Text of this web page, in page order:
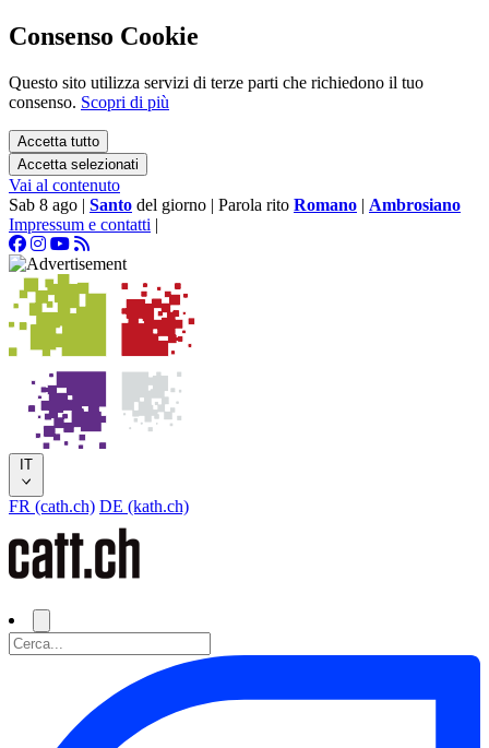
Consenso Cookie
Questo sito utilizza servizi di terze parti che richiedono il tuo
consenso. Scopri di più
Accetta tutto
Accetta selezionati
Vai al contenuto
Sab 8 ago | Santo del giorno | Parola rito Romano | Ambrosiano
Impressum e contatti |
IT
FR (cath.ch) DE (kath.ch)